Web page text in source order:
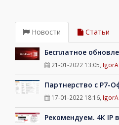
Новости Статьи
Бесплатное
21-01-2022 13:05
Партнерство с Р7-
17-01-2022 18:16,
Рекомендуем. 4К IP